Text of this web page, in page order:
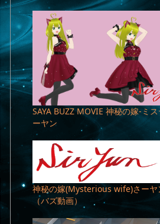
SAYA BUZZ MOVIE 神秘の嫁-ミ
ーヤン
神秘の嫁(Mysterious wife)さーヤ
（バズ動画）